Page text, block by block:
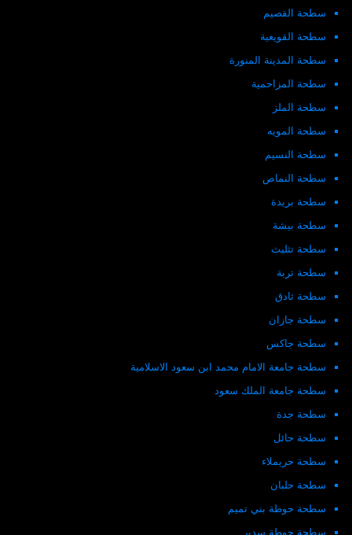
سطحة القصيم
سطحة القويعية
سطحة المدينة المنورة
سطحة المزاحمية
سطحة الملز
سطحة المويه
سطحة النسيم
سطحة النماص
سطحة بريدة
سطحة بيشة
سطحة تثليث
سطحة تربة
سطحة ثادق
سطحة جازان
سطحة جاكس
سطحة جامعة الامام محمد ابن سعود الاسلامية
سطحة جامعة الملك سعود
سطحة جدة
سطحة حائل
سطحة حريملاء
سطحة حلبان
سطحة حوطة بني تميم
سطحة حوطة سدير